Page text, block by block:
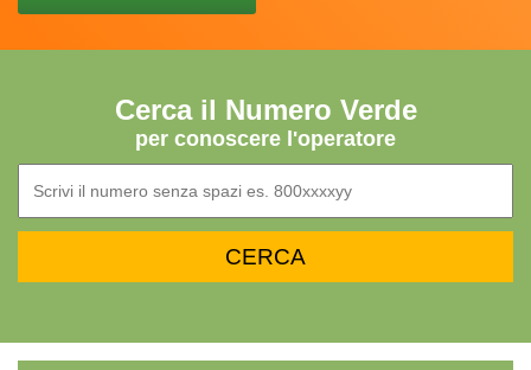
Cerca il Numero Verde
per conoscere l'operatore